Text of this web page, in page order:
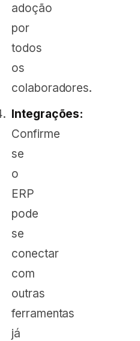
adoção
por
todos
os
colaboradores.
Integrações:
Confirme
se
o
ERP
pode
se
conectar
com
outras
ferramentas
já